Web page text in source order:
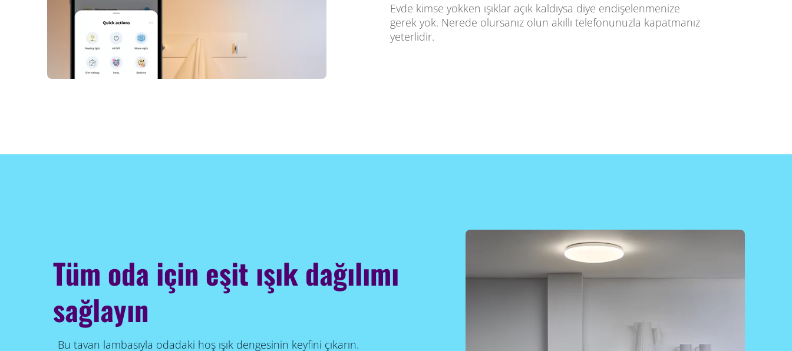
Evde kimse yokken ışıklar açık kaldıysa diye endişelenmenize
gerek yok. Nerede olursanız olun akıllı telefonunuzla kapatmanız
yeterlidir.
Tüm oda için eşit ışık dağılımı
sağlayın
Bu tavan lambasıyla odadaki hoş ışık dengesinin keyfini çıkarın.